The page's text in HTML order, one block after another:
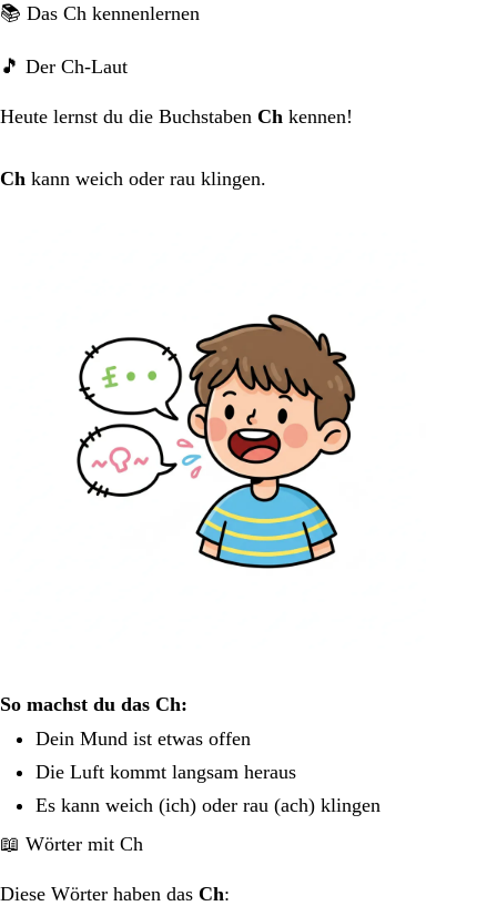
📚 Das Ch kennenlernen
🎵 Der Ch-Laut
Heute lernst du die Buchstaben Ch kennen!
Ch kann weich oder rau klingen.
So machst du das Ch:
Dein Mund ist etwas offen
Die Luft kommt langsam heraus
Es kann weich (ich) oder rau (ach) klingen
📖 Wörter mit Ch
Diese Wörter haben das Ch: